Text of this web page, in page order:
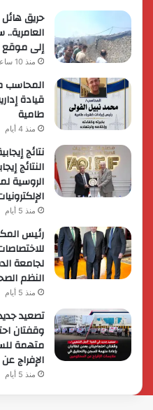
حريق
إلى موقع
منذ 10 ساعات
المحاسب
قيادة
طامية
منذ 4 أيام
نتائج
النتائج
الروسية
منذ 5 أيام
رئيس
لجامعة
النظم
منذ 5 أيام
تصعيد
وقفتان
متهمة
الإفراج
منذ 5 أيام